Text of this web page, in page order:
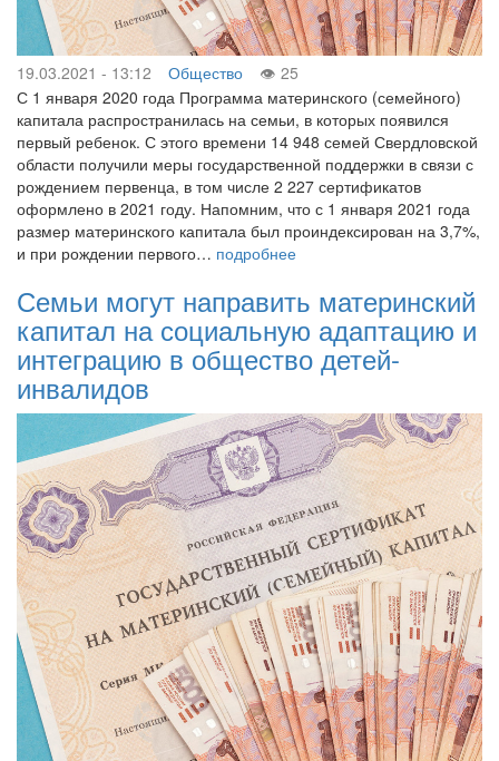
19.03.2021 - 13:12 Общество
25
С 1 января 2020 года Программа материнского (семейного)
капитала распространилась на семьи, в которых появился
первый ребенок. С этого времени 14 948 семей Свердловской
области получили меры государственной поддержки в связи с
рождением первенца, в том числе 2 227 сертификатов
оформлено в 2021 году. Напомним, что с 1 января 2021 года
размер материнского капитала был проиндексирован на 3,7%,
и при рождении первого… подробнее
Семьи могут направить материнский
капитал на социальную адаптацию и
интеграцию в общество детей-
инвалидов